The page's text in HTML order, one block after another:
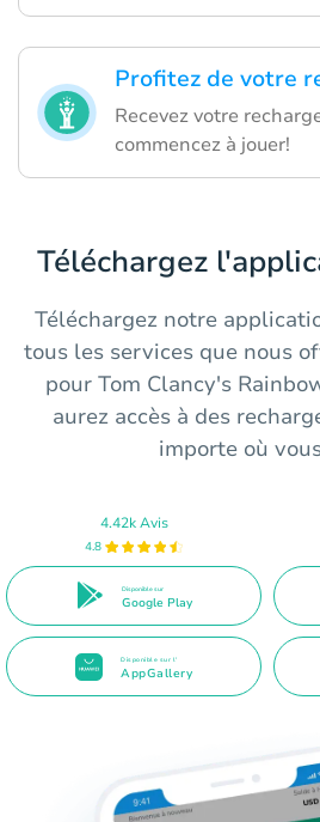
Profitez de votre
Recevez votre
commencez à jouer!
Téléchargez
Téléchargez notre
tous les services que nous
pour Tom Clancy's
aurez accès à des
importe où
4.42k Avis
4.8
Disponible sur
Google Play
Disponible sur l'
AppGallery